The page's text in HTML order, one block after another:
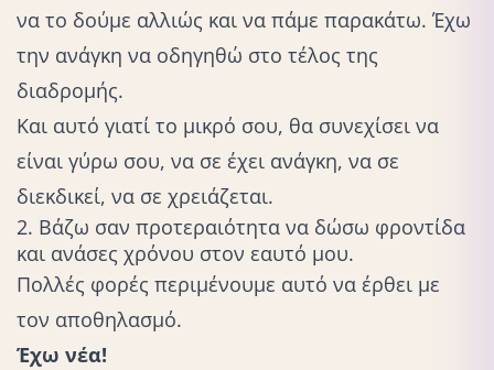
να το δούμε αλλιώς και να πάμε παρακάτω. Έχω
την ανάγκη να οδηγηθώ στο τέλος της
διαδρομής.
Και αυτό γιατί το μικρό σου, θα συνεχίσει να
είναι γύρω σου, να σε έχει ανάγκη, να σε
διεκδικεί, να σε χρειάζεται.
2. Βάζω σαν προτεραιότητα να δώσω φροντίδα
και ανάσες χρόνου στον εαυτό μου.
Πολλές φορές περιμένουμε αυτό να έρθει με
τον αποθηλασμό.
Έχω νέα!